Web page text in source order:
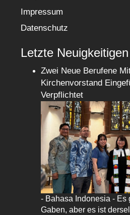
Impressum
Datenschutz
Letzte Neuigkeitigen
Zwei Neue Berufene
Kirchenvorstand
Verpflichtet
- Bahasa Indonesia - Es
Gaben, aber es ist